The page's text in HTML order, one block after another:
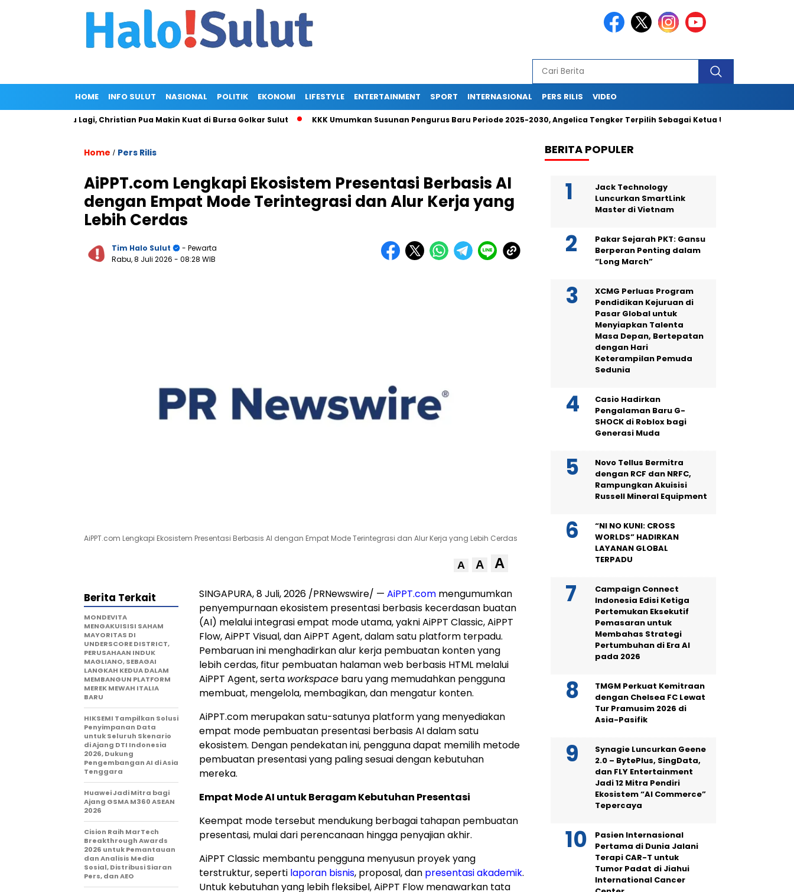
HOME INFO SULUT NASIONAL POLITIK EKONOMI LIFESTYLE ENTERTAINMENT SPORT INTERNASIONAL PERS RILIS VIDEO
Maju Lagi, Christian Pua Makin Kuat di Bursa Golkar Sulut KKK Umumkan Susunan Pengurus Baru Periode 2025-2030, Angelica Tengker Terpilih Sebagai Ketua Umum
Home / Pers Rilis
AiPPT.com Lengkapi Ekosistem Presentasi Berbasis AI
dengan Empat Mode Terintegrasi dan Alur Kerja yang
Lebih Cerdas
Tim Halo Sulut
- Pewarta
Rabu, 8 Juli 2026 - 08:28 WIB
AiPPT.com Lengkapi Ekosistem Presentasi Berbasis AI dengan Empat Mode Terintegrasi dan Alur Kerja yang Lebih Cerdas
A A A
SINGAPURA,8 Juli, 2026 /PRNewswire/ — AiPPT.com mengumumkan
penyempurnaan ekosistem presentasi berbasis kecerdasan buatan
(AI) melalui integrasi empat mode utama, yakni AiPPT Classic, AiPPT
Flow, AiPPT Visual, dan AiPPT Agent, dalam satu platform terpadu.
Pembaruan ini menghadirkan alur kerja pembuatan konten yang
lebih cerdas, fitur pembuatan halaman web berbasis HTML melalui
AiPPT Agent, serta workspace baru yang memudahkan pengguna
membuat, mengelola, membagikan, dan mengatur konten.
AiPPT.com merupakan satu-satunya platform yang menyediakan
empat mode pembuatan presentasi berbasis AI dalam satu
ekosistem. Dengan pendekatan ini, pengguna dapat memilih metode
pembuatan presentasi yang paling sesuai dengan kebutuhan
mereka.
Empat Mode AI untuk Beragam Kebutuhan Presentasi
Keempat mode tersebut mendukung berbagai tahapan pembuatan
presentasi, mulai dari perencanaan hingga penyajian akhir.
AiPPT Classic membantu pengguna menyusun proyek yang
terstruktur, seperti laporan bisnis, proposal, dan presentasi akademik.
Untuk kebutuhan yang lebih fleksibel, AiPPT Flow menawarkan tata
Berita Terkait
MONDEVITA
MENGAKUISISI SAHAM
MAYORITAS DI
UNDERSCORE DISTRICT,
PERUSAHAAN INDUK
MAGLIANO, SEBAGAI
LANGKAH KEDUA DALAM
MEMBANGUN PLATFORM
MEREK MEWAH ITALIA
BARU
HIKSEMI Tampilkan Solusi
Penyimpanan Data
untuk Seluruh Skenario
di Ajang DTI Indonesia
2026, Dukung
Pengembangan AI di Asia
Tenggara
Huawei Jadi Mitra bagi
Ajang GSMA M360 ASEAN
2026
Cision Raih MarTech
Breakthrough Awards
2026 untuk Pemantauan
dan Analisis Media
Sosial, Distribusi Siaran
Pers, dan AEO
BERITA POPULER
Jack Technology
Luncurkan SmartLink
Master di Vietnam
Pakar Sejarah PKT: Gansu
Berperan Penting dalam
“Long March”
XCMG Perluas Program
Pendidikan Kejuruan di
Pasar Global untuk
Menyiapkan Talenta
Masa Depan, Bertepatan
dengan Hari
Keterampilan Pemuda
Sedunia
Casio Hadirkan
Pengalaman Baru G-
SHOCK di Roblox bagi
Generasi Muda
Novo Tellus Bermitra
dengan RCF dan NRFC,
Rampungkan Akuisisi
Russell Mineral Equipment
“NI NO KUNI: CROSS
WORLDS” HADIRKAN
LAYANAN GLOBAL
TERPADU
Campaign Connect
Indonesia Edisi Ketiga
Pertemukan Eksekutif
Pemasaran untuk
Membahas Strategi
Pertumbuhan di Era AI
pada 2026
TMGM Perkuat Kemitraan
dengan Chelsea FC Lewat
Tur Pramusim 2026 di
Asia-Pasifik
Synagie Luncurkan Geene
2.0 – BytePlus, SingData,
dan FLY Entertainment
Jadi 12 Mitra Pendiri
Ekosistem “AI Commerce”
Tepercaya
Pasien Internasional
Pertama di Dunia Jalani
Terapi CAR-T untuk
Tumor Padat di Jiahui
International Cancer